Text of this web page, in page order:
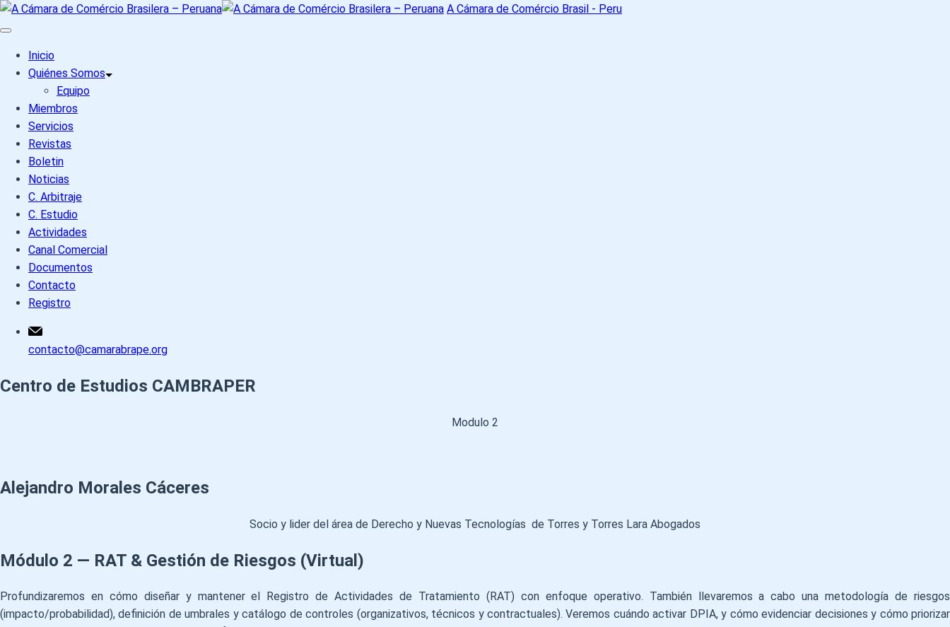
A Cámara de Comércio Brasil - Peru
Inicio
Quiénes Somos
Equipo
Miembros
Servicios
Revistas
Boletin
Noticias
C. Arbitraje
C. Estudio
Actividades
Canal Comercial
Documentos
Contacto
Registro
contacto@camarabrape.org
Centro de Estudios CAMBRAPER
Modulo 2
Alejandro Morales Cáceres
Socio y lider del área de Derecho y Nuevas Tecnologías de Torres y Torres Lara Abogados
Módulo 2 — RAT & Gestión de Riesgos (Virtual)
Profundizaremos en cómo diseñar y mantener el Registro de Actividades de Tratamiento (RAT) con enfoque operativo. También llevaremos a cabo una metodología de riesgos
(impacto/probabilidad), definición de umbrales y catálogo de controles (organizativos, técnicos y contractuales). Veremos cuándo activar DPIA, y cómo evidenciar decisiones y cómo priorizar